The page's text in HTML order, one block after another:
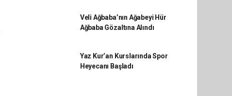
Veli Ağbaba’nın Ağabeyi Hür
Ağbaba Gözaltına Alındı
Yaz Kur’an Kurslarında Spor
Heyecanı Başladı